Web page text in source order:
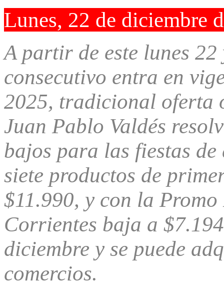
Lunes, 22 de diciembre
A partir de este lunes
consecutivo entra en
2025, tradicional oferta
Juan Pablo Valdés
bajos para las fiestas
siete productos de
$11.990, y con la
Corrientes baja a
diciembre y se puede
comercios.